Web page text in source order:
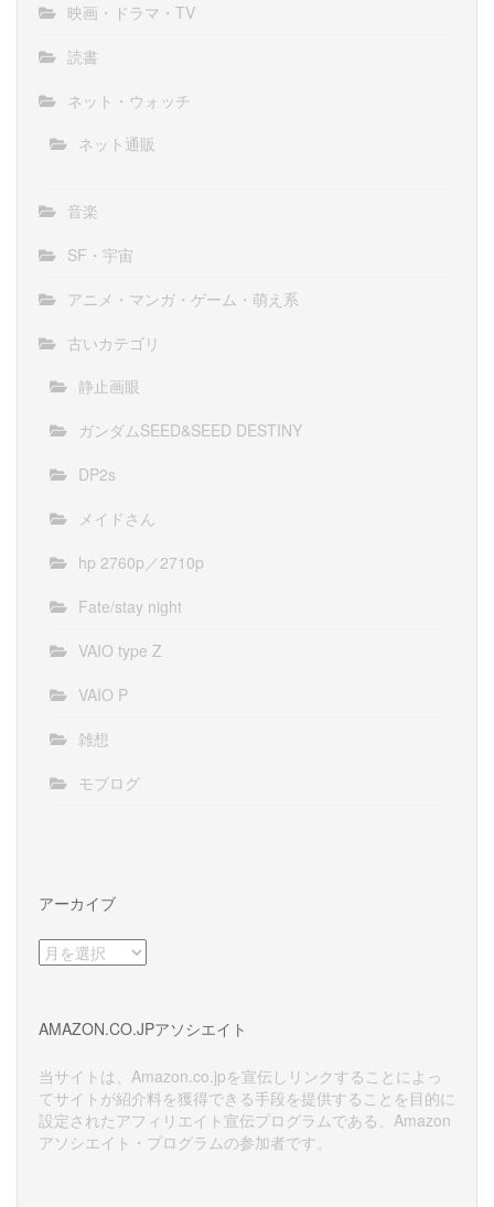
映画・ドラマ・TV
読書
ネット・ウォッチ
ネット通販
音楽
SF・宇宙
アニメ・マンガ・ゲーム・萌え系
古いカテゴリ
静止画眼
ガンダムSEED&SEED DESTINY
DP2s
メイドさん
hp 2760p／2710p
Fate/stay night
VAIO type Z
VAIO P
雑想
モブログ
アーカイブ
ア
ー
ブ
AMAZON.CO.JPアソシエイト
当サイトは、Amazon.co.jpを宣伝しリンクすることによっ
てサイトが紹介料を獲得できる手段を提供することを目的に
設定されたアフィリエイト宣伝プログラムである、Amazon
アソシエイト・プログラムの参加者です。